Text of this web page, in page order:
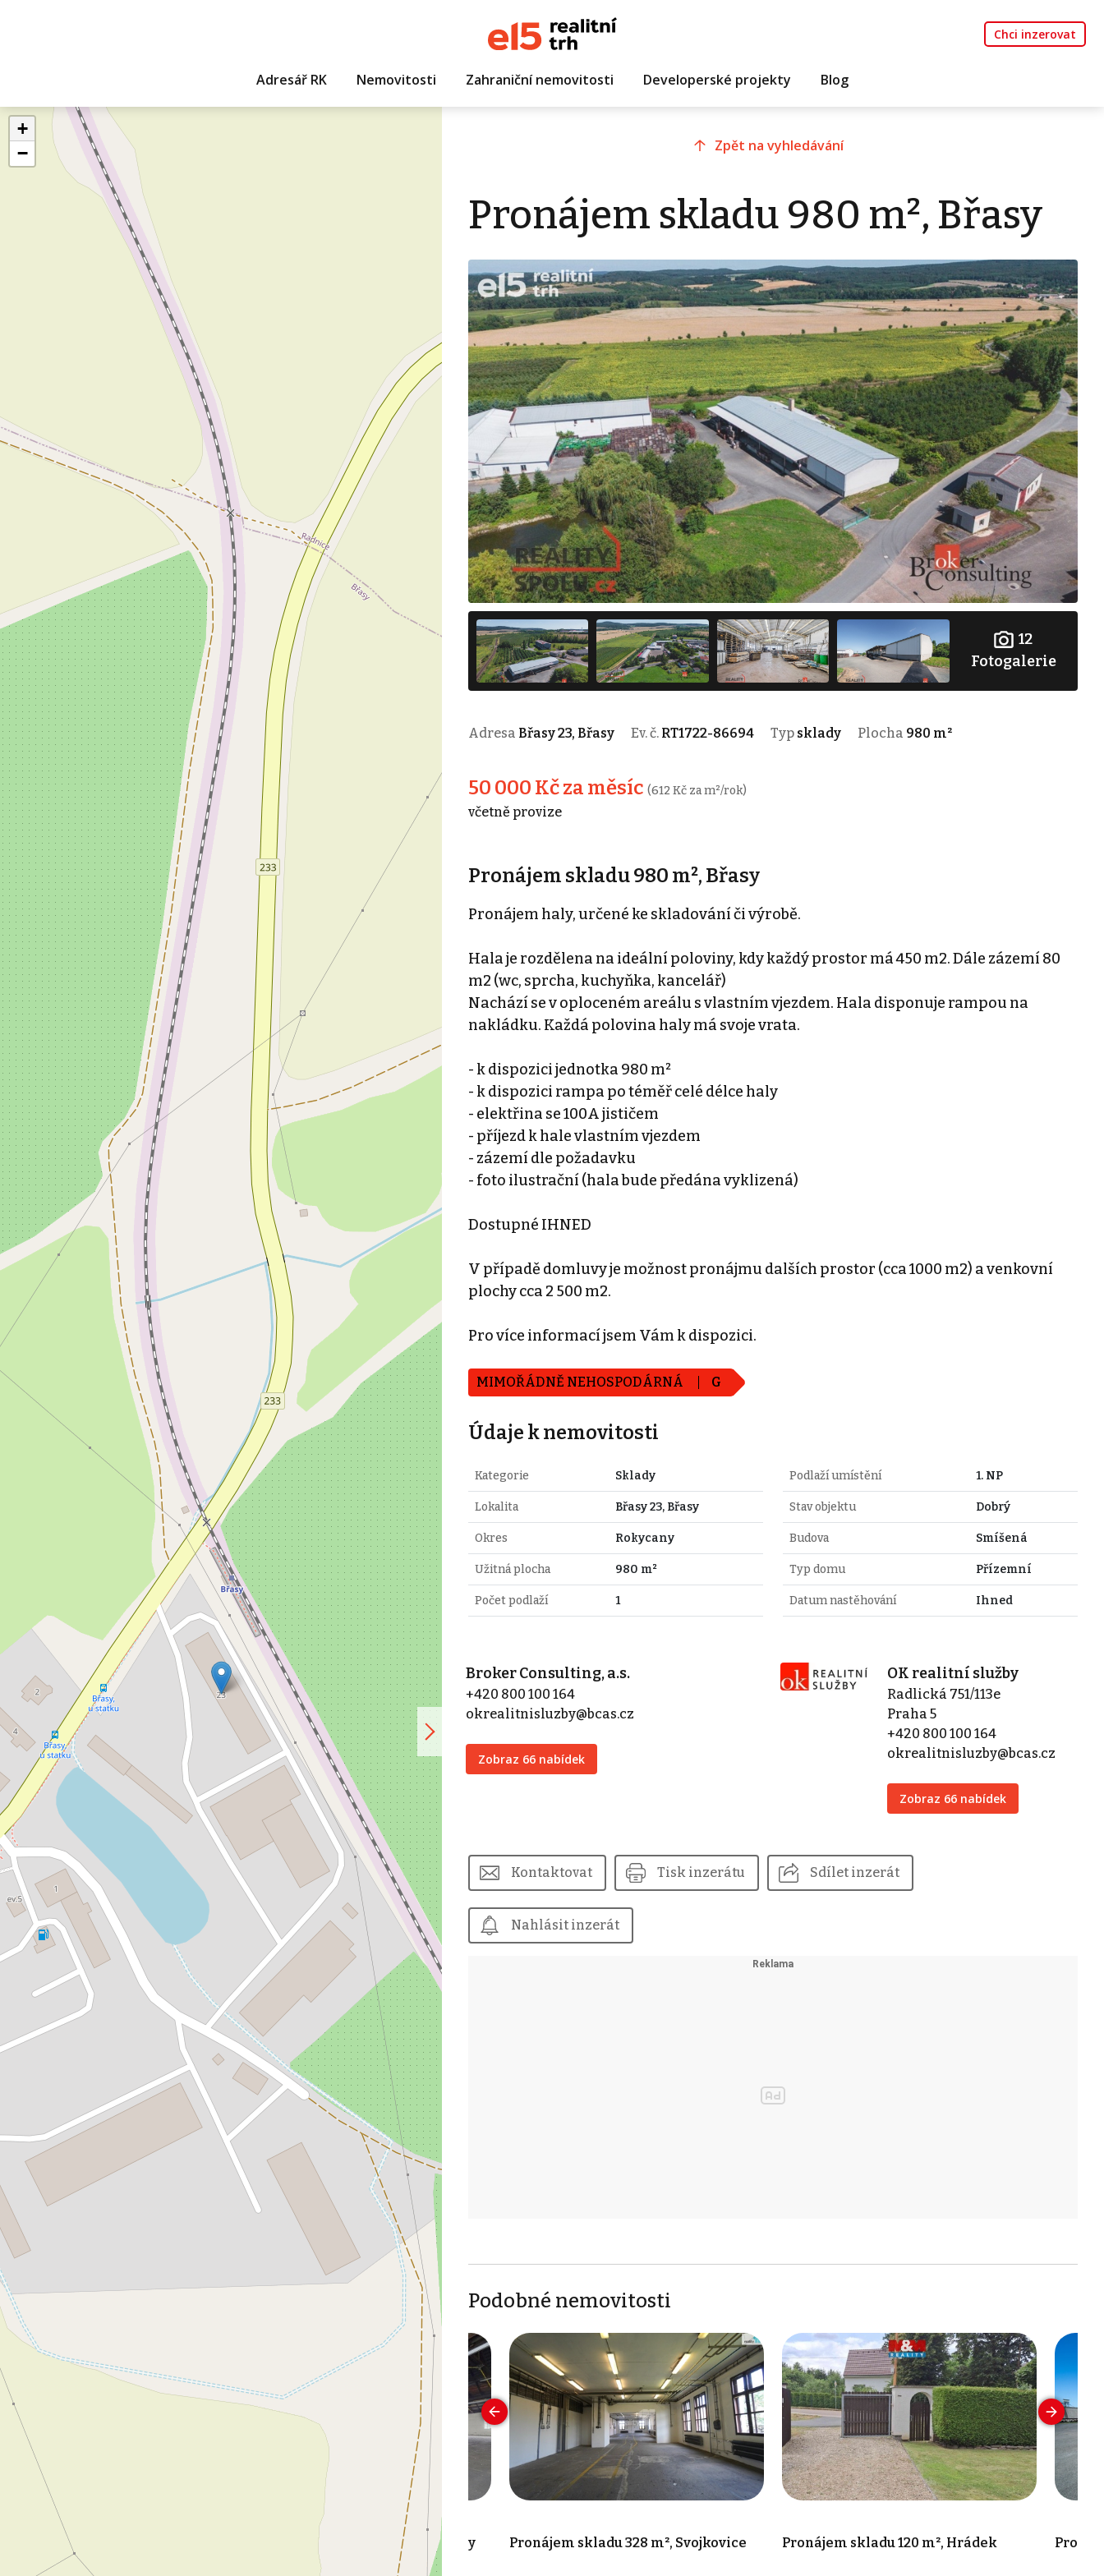
Chci inzerovat
Adresář RK Nemovitosti Zahraniční nemovitosti Developerské projekty Blog
+
−
Zpět na vyhledávání
Pronájem skladu 980 m², Břasy
12
Fotogalerie
Adresa Břasy 23, Břasy Ev. č. RT1722-86694 Typ sklady Plocha 980 m²
50 000 Kč za měsíc (612 Kč za m²/rok)
včetně provize
Pronájem skladu 980 m², Břasy
Pronájem haly, určené ke skladování či výrobě.
Hala je rozdělena na ideální poloviny, kdy každý prostor má 450 m2. Dále zázemí 80
m2 (wc, sprcha, kuchyňka, kancelář)
Nachází se v oploceném areálu s vlastním vjezdem. Hala disponuje rampou na
nakládku. Každá polovina haly má svoje vrata.
- k dispozici jednotka 980 m²
- k dispozici rampa po téměř celé délce haly
- elektřina se 100A jističem
- příjezd k hale vlastním vjezdem
- zázemí dle požadavku
- foto ilustrační (hala bude předána vyklizená)
Dostupné IHNED
V případě domluvy je možnost pronájmu dalších prostor (cca 1000 m2) a venkovní
plochy cca 2 500 m2.
Pro více informací jsem Vám k dispozici.
MIMOŘÁDNĚ NEHOSPODÁRNÁ G
Údaje k nemovitosti
Kategorie Sklady
Lokalita Břasy 23, Břasy
Okres Rokycany
Užitná plocha 980 m²
Počet podlaží 1
Podlaží umístění 1. NP
Stav objektu Dobrý
Budova Smíšená
Typ domu Přízemní
Datum nastěhování Ihned
Broker Consulting, a.s.
+420 800 100 164
okrealitnisluzby@bcas.cz
Zobraz 66 nabídek
OK realitní služby
Radlická 751/113e
Praha 5
+420 800 100 164
okrealitnisluzby@bcas.cz
Zobraz 66 nabídek
Kontaktovat Tisk inzerátu Sdílet inzerát
Nahlásit inzerát
Podobné nemovitosti
skladu 346 m², Osek Pronájem skladu 2 152 m², Rokycany Pronájem skladu 328 m², Svojkovice Pronájem skladu 120 m², Hrádek